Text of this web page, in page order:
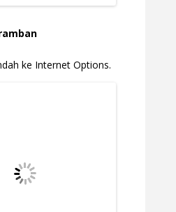
ke Internet Options.